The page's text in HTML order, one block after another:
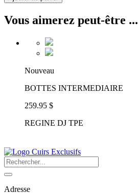
Vous aimerez peut-être ...
Nouveau
BOTTES INTERMEDIAIRE
259.95 $
REGINE DJ TPE
Adresse